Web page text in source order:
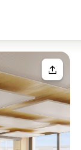
Ihre